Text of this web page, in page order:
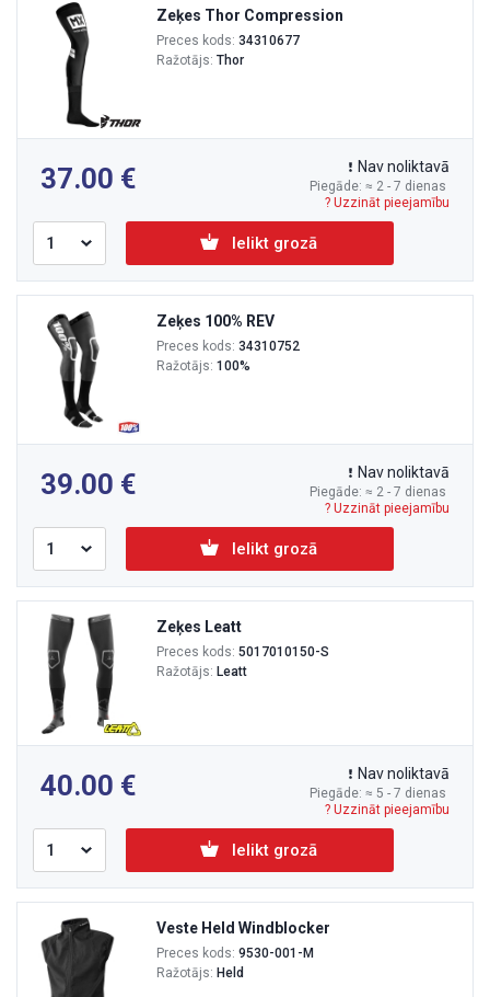
Zeķes Thor Compression
Preces kods: 34310677
Ražotājs: Thor
37.00 Piegāde: ≈ 2 - 7 dienas
Nav noliktavā
? Uzzināt pieejamību
Ielikt grozā
Zeķes 100% REV
Preces kods: 34310752
Ražotājs: 100%
39.00 Piegāde: ≈ 2 - 7 dienas
Nav noliktavā
? Uzzināt pieejamību
Ielikt grozā
Zeķes Leatt
Preces kods: 5017010150-S
Ražotājs: Leatt
40.00 Piegāde: ≈ 5 - 7 dienas
Nav noliktavā
? Uzzināt pieejamību
Ielikt grozā
Veste Held Windblocker
Preces kods: 9530-001-M
Ražotājs: Held